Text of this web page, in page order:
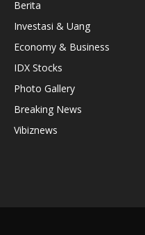
Berita
Investasi & Uang
Economy & Business
IDX Stocks
Photo Gallery
Breaking News
Vibiznews